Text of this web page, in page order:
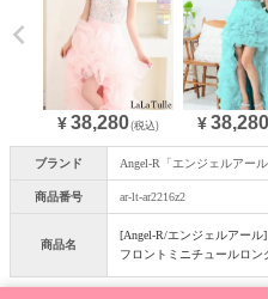
¥38,280(税込) ¥38,280
ブランド Angel-R「エンジェルアール
商品番号 ar-lt-ar2216z2
商品名
[Angel-R/エンジェルアー
フロントミニチュールロン